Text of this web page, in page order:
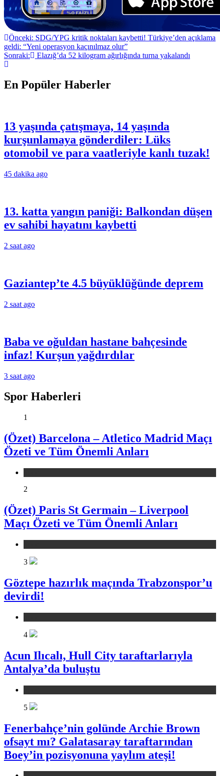
Yazı
gezinmesi
Önceki: SDG/YPG kritik noktaları kaybetti! Türkiye’den açıklama
geldi: “Yeni operasyon kaçınılmaz olur”
Sonraki:
Elazığ’da 52 kilogram ağırlığında turna yakalandı
En Popüler Haberler
13 yaşında çatışmaya, 14 yaşında
kurşunlamaya gönderdiler: Lüks
otomobil ve para vaatleriyle kanlı tuzak!
45 dakika ago
13. katta yangın paniği: Balkondan düşen
ev sahibi hayatını kaybetti
2 saat ago
Gaziantep’te 4.5 büyüklüğünde deprem
2 saat ago
Baba ve oğuldan hastane bahçesinde
infaz! Kurşun yağdırdılar
3 saat ago
Spor Haberleri
1
(Özet) Barcelona – Atletico Madrid Maçı
Özeti ve Tüm Önemli Anları
2
(Özet) Paris St Germain – Liverpool
Maçı Özeti ve Tüm Önemli Anları
3
Göztepe hazırlık maçında Trabzonspor’u
devirdi!
4
Acun Ilıcalı, Hull City taraftarlarıyla
Antalya’da buluştu
5
Fenerbahçe’nin golünde Archie Brown
ofsayt mı? Galatasaray taraftarından
Boey’in pozisyonuna yaylım ateşi!